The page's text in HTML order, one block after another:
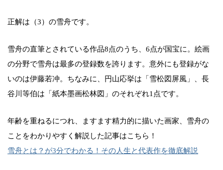
正解は（3）の雪舟です。
雪舟の直筆とされている作品8点のうち、6点が国宝に。絵画
の分野で雪舟は最多の登録数を誇ります。意外にも登録がな
いのは伊藤若冲。ちなみに、円山応挙は「雪松図屏風」、長
谷川等伯は「紙本墨画松林図」のそれぞれ1点です。
年齢を重ねるにつれ、ますます精力的に描いた画家、雪舟の
ことをわかりやすく解説した記事はこちら！
雪舟とは？が3分でわかる！その人生と代表作を徹底解説